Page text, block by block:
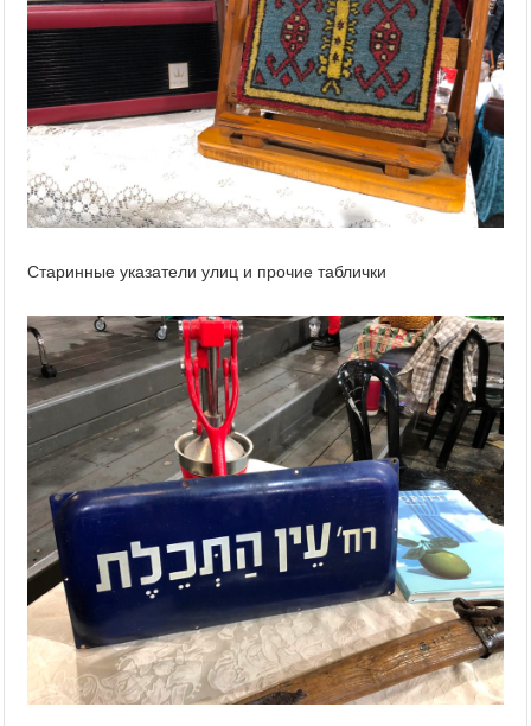
Старинные указатели улиц и прочие таблички